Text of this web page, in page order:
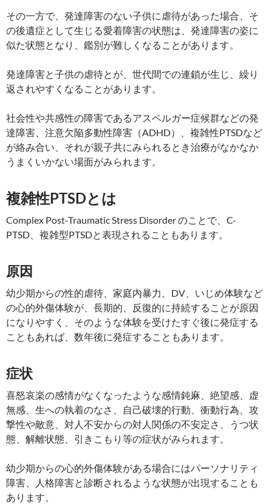
その一方で、発達障害のない子供に虐待があった場合、そ
の後遺症として生じる愛着障害の状態は、発達障害の姿に
似た状態となり、鑑別が難しくなることがあります。
発達障害と子供の虐待とが、世代間での連鎖が生じ、繰り
返されやすくなることがあります。
社会性や共感性の障害であるアスペルガー症候群などの発
達障害、注意欠陥多動性障害（ADHD）、複雑性PTSDなど
が絡み合い、それが親子共にみられるとき治療がなかなか
うまくいかない場面がみられます。
複雑性PTSDとは
Complex Post-Traumatic Stress Disorder のことで、C-
PTSD、複雑型PTSDと表現されることもあります。
原因
幼少期からの性的虐待、家庭内暴力、DV、いじめ体験など
の心的外傷体験が、長期的、反復的に持続することが原因
になりやすく、そのような体験を受けたすぐ後に発症する
こともあれば、数年後に発症することもあります。
症状
喜怒哀楽の感情がなくなったような感情鈍麻、絶望感、虚
無感、生への執着のなさ、自己破壊的行動、衝動行為、攻
撃性や敵意、対人不安からの対人関係の不安定さ、うつ状
態、解離状態、引きこもり等の症状がみられます。
幼少期からの心的外傷体験がある場合にはパーソナリティ
障害、人格障害と診断されるような状態が出現することも
あります。